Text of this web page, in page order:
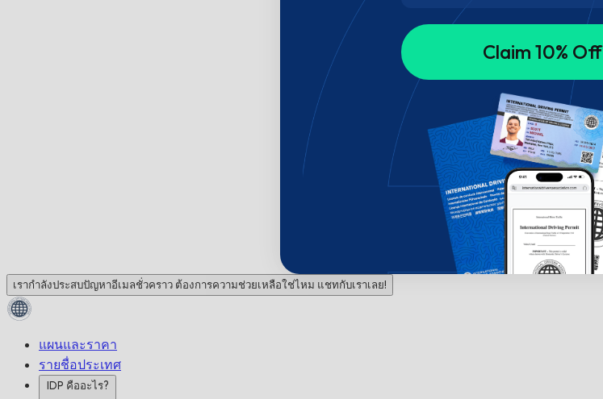
เรากำลังประสบปัญหาอีเมลชั่วคราว ต้องการความช่วยเหลือใช่ไหม แชทกับเราเลย!
แผนและราคา
รายชื่อประเทศ
IDP คืออะไร?
Claim 10% Off